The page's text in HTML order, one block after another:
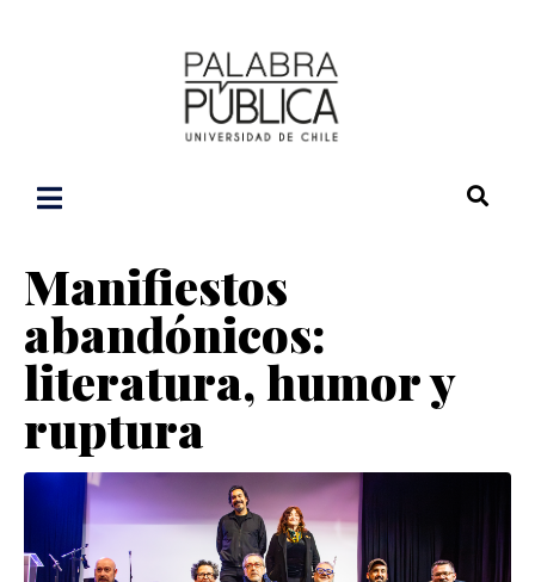
Manifiestos
abandónicos:
literatura, humor y
ruptura